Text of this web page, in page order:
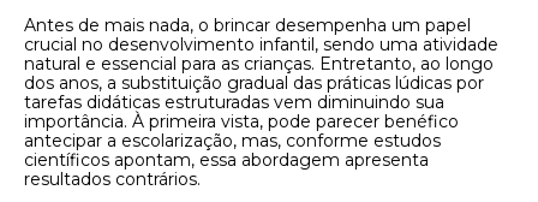
Antes de mais nada, o brincar desempenha um papel
crucial no desenvolvimento infantil, sendo uma atividade
natural e essencial para as crianças. Entretanto, ao longo
dos anos, a substituição gradual das práticas lúdicas por
tarefas didáticas estruturadas vem diminuindo sua
importância. À primeira vista, pode parecer benéfico
antecipar a escolarização, mas, conforme estudos
científicos apontam, essa abordagem apresenta
resultados contrários.